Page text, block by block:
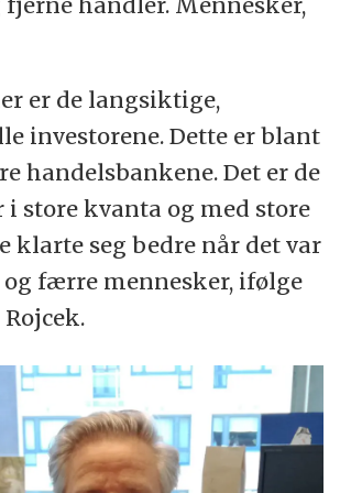
er de langsiktige,
investorene. Dette er blant
handelsbankene. Det er de
i store kvanta og med store
klarte seg bedre når det var
færre mennesker, ifølge